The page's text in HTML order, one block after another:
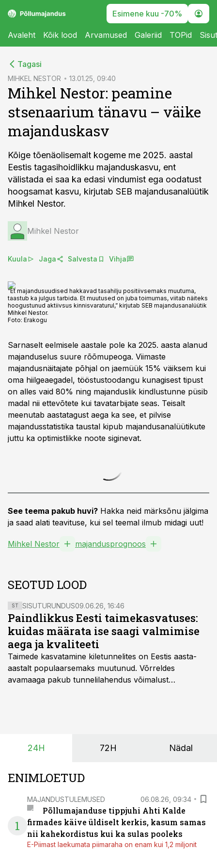
Esimene kuu -70%
Avaleht Kõik lood Arvamused Galeriid TOPid
Tagasi
MIHKEL NESTOR 13.01.25, 09:40
Mihkel Nestor: peamine
stsenaarium tänavu – väike
majanduskasv
Kõige tõenäolisemalt kogeme me 2025. aastal
Eestis tagasihoidlikku majanduskasvu, ent
välistada ei saa ka edasi vindumist ega oodatust
hoogsamat kasvu, kirjutab SEB majandusanalüütik
Mihkel Nestor.
Mihkel Nestor
Kuula Jaga Salvesta Vihja
“Et majandusuudised hakkavad tasahilju positiivsemaks muutuma,
taastub ka julgus tarbida. Et muutused on juba toimumas, viitab näiteks
hoogustunud aktiivsus kinnisvaraturul,” kirjutab SEB majandusanalüütik
Mihkel Nestor.
Foto: Erakogu
Sarnaselt eelmisele aastale pole ka 2025. aasta alanud
majanduselus suure rõõmupeoga. Viimaste
majandusnäitajate põhjal on jaemüük 15% väiksem kui
oma hiilgeaegadel, tööstustoodangu kunagisest tipust
on alles vaid 80% ning majanduslik kindlustunne püsib
madal nii ettevõtete kui tavatarbijate seas. Teisalt
meenutab aastatagust aega ka see, et pilvise
majandusstatistika taustal kipub majandusanalüütikute
juttu ka optimistlikke noote siginevat.
See teema pakub huvi? Hakka neid märksõnu jälgima
ja saad alati teavituse, kui sel teemal ilmub midagi uut!
Mihkel Nestor majandusprognoos
SEOTUD LOOD
ST SISUTURUNDUS09.06.26, 16:46
Paindlikkus Eesti taimekasvatuses:
kuidas määrata ise saagi valmimise
aega ja kvaliteeti
Taimede kasvatamine kiletunnelites on Eestis aasta-
aastalt populaarsemaks muutunud. Võrreldes
avamaaga pakub tunnelilahendus võimalust
24H 72H Nädal
ENIMLOETUD
1
MAJANDUSTULEMUSED 06.08.26, 09:34
Põllumajanduse tippjuhi Ahti Kalde
firmades käive üldiselt kerkis, kasum samas
nii kahekordistus kui ka sulas pooleks
E-Piimast laekumata piimaraha on enam kui 1,2 miljonit